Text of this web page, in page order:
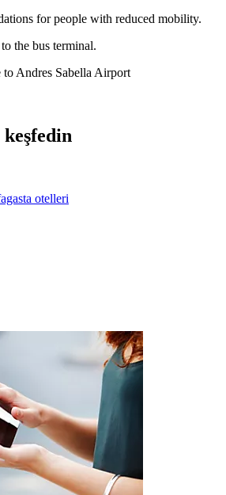
for people with reduced mobility.
the bus terminal.
Andres Sabella Airport
otelleri